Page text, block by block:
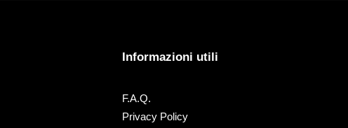
Informazioni utili
F.A.Q.
Privacy Policy